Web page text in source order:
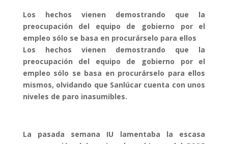
Los hechos vienen demostrando que la
preocupación del equipo de gobierno por el
empleo sólo se basa en procurárselo para ellos
Los hechos vienen demostrando que la
preocupación del equipo de gobierno por el
empleo sólo se basa en procurárselo para ellos
mismos, olvidando que Sanlúcar cuenta con unos
niveles de paro inasumibles.
La pasada semana IU lamentaba la escasa